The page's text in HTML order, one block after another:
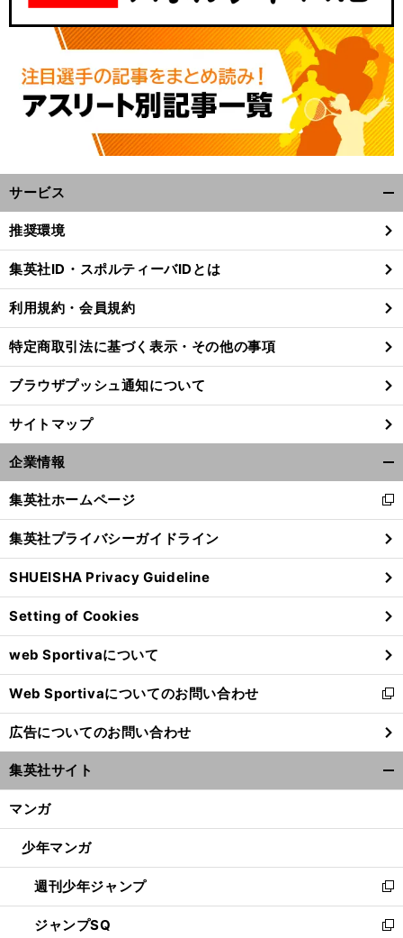
サービス
閉
る
推奨環境
集英社ID・スポルティーバIDとは
利用規約・会員規約
特定商取引法に基づく表示・その他の事項
ブラウザプッシュ通知について
サイトマップ
企業情報
閉
る
集英社ホームページ
新
し
い
ウ
ィ
ン
ド
ウ
で
開
く
集英社プライバシーガイドライン
SHUEISHA Privacy Guideline
Setting of Cookies
web Sportivaについて
Web Sportivaについてのお問い合わせ
新
し
い
ウ
ィ
ン
ウ
開
く
広告についてのお問い合わせ
集英社サイト
マンガ
少年マンガ
週刊少年ジャンプ
新
し
い
ジャンプSQ
新